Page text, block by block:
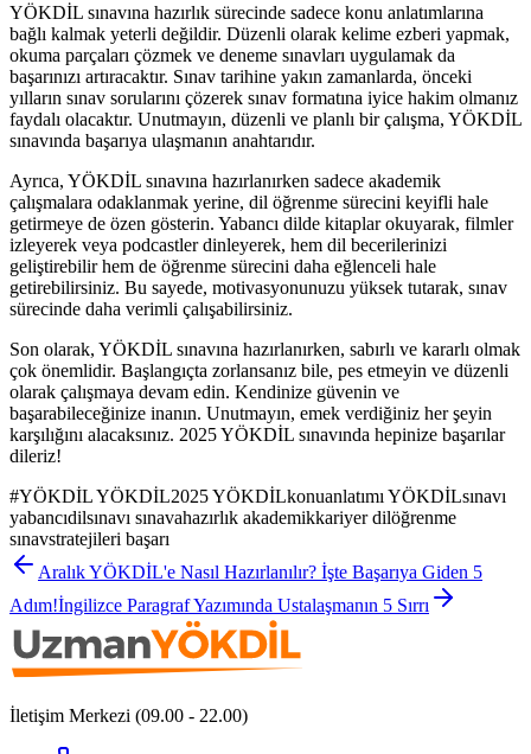
YÖKDİL sınavına hazırlık sürecinde sadece konu anlatımlarına
bağlı kalmak yeterli değildir. Düzenli olarak kelime ezberi yapmak,
okuma parçaları çözmek ve deneme sınavları uygulamak da
başarınızı artıracaktır. Sınav tarihine yakın zamanlarda, önceki
yılların sınav sorularını çözerek sınav formatına iyice hakim olmanız
faydalı olacaktır. Unutmayın, düzenli ve planlı bir çalışma, YÖKDİL
sınavında başarıya ulaşmanın anahtarıdır.
Ayrıca, YÖKDİL sınavına hazırlanırken sadece akademik
çalışmalara odaklanmak yerine, dil öğrenme sürecini keyifli hale
getirmeye de özen gösterin. Yabancı dilde kitaplar okuyarak, filmler
izleyerek veya podcastler dinleyerek, hem dil becerilerinizi
geliştirebilir hem de öğrenme sürecini daha eğlenceli hale
getirebilirsiniz. Bu sayede, motivasyonunuzu yüksek tutarak, sınav
sürecinde daha verimli çalışabilirsiniz.
Son olarak, YÖKDİL sınavına hazırlanırken, sabırlı ve kararlı olmak
çok önemlidir. Başlangıçta zorlansanız bile, pes etmeyin ve düzenli
olarak çalışmaya devam edin. Kendinize güvenin ve
başarabileceğinize inanın. Unutmayın, emek verdiğiniz her şeyin
karşılığını alacaksınız. 2025 YÖKDİL sınavında hepinize başarılar
dileriz!
#YÖKDİL YÖKDİL2025 YÖKDİLkonuanlatımı YÖKDİLsınavı
yabancıdilsınavı sınavahazırlık akademikkariyer dilöğrenme
sınavstratejileri başarı
Aralık YÖKDİL'e Nasıl Hazırlanılır? İşte Başarıya Giden 5
Adım!İngilizce Paragraf Yazımında Ustalaşmanın 5 Sırrı
İletişim Merkezi (09.00 - 22.00)